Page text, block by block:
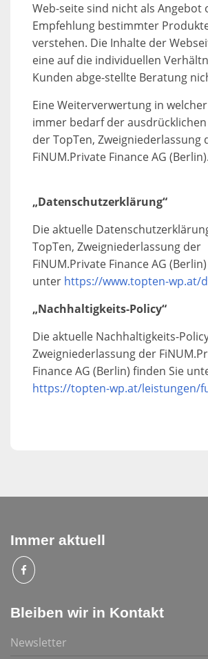
Web-seite sind nicht als Angebot
Empfehlung bestimmter
verstehen. Die Inhalte der
eine auf die individuellen
Kunden abge-stellte Beratung
Eine Weiterverwertung in
immer bedarf der
der TopTen, Zweigniederlassung
FiNUM.Private Finance AG (Berlin).
„Datenschutzerklärung“
Die aktuelle
TopTen, Zweigniederlassung der
FiNUM.Private Finance AG
unter https://www.topten-wp.at/
„Nachhaltigkeits-Policy“
Die aktuelle Nachhaltigkeits-
Zweigniederlassung der
Finance AG (Berlin) finden Sie
https://topten-wp.at/leistungen/
Immer aktuell
Bleiben wir in Kontakt
Newsletter